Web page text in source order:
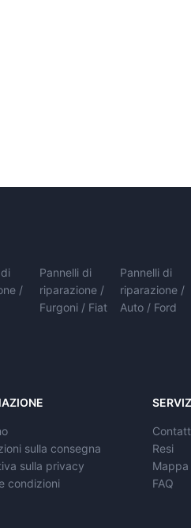
/
Pannelli di
riparazione /
Furgoni / Fiat
Pannelli di
riparazione /
Auto / Ford
sulla consegna
sulla privacy
condizioni
Resi
FAQ